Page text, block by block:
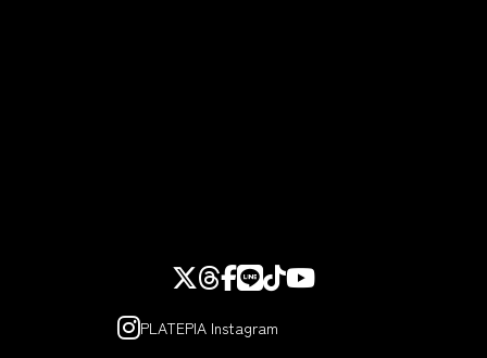
PLATEPIA Instagram